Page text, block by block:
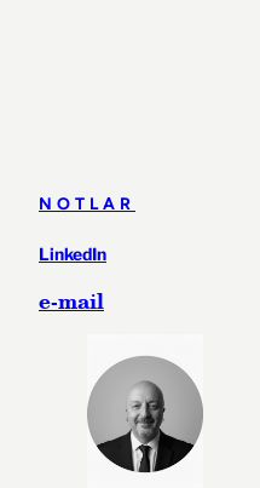
NOTLAR
LinkedIn
e-mail